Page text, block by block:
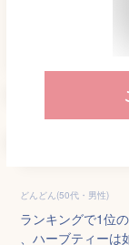
どんどん(50代・男性)
ランキングで1位
、ハーブティー